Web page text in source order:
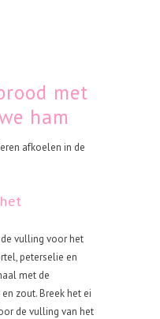
met
ham
afkoelen in de
vulling voor het
peterselie en
met de
zout. Breek het ei
de vulling van het